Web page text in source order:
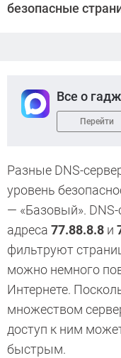
безопасные
Все о
Перейти
Разные DNS-
уровень
— «Базовый».
адреса 77.88.8.8 и
фильтруют
можно немного
Интернете.
множеством
доступ к ним
быстрым.